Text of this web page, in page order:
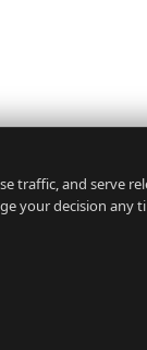
traffic, and serve
your decision any